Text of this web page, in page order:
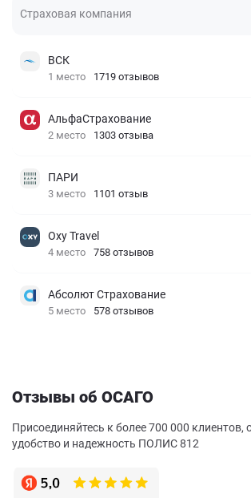
Страховая компания
ВСК
1 место 1719 отзывов
АльфаСтрахование
2 место 1303 отзыва
ПАРИ
3 место 1101 отзыв
Oxy Travel
4 место 758 отзывов
Абсолют Страхование
5 место 578 отзывов
Отзывы об ОСАГО
Присоединяйтесь к более 700 000 клиентов,
удобство и надежность ПОЛИС 812